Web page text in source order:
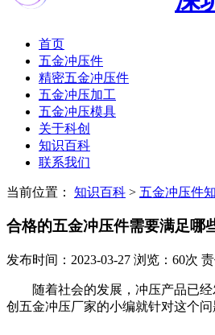
首页
五金冲压件
精密五金冲压件
五金冲压加工
五金冲压模具
关于科创
知识百科
联系我们
当前位置： 知识百科 > 五金冲压件
合格的五金冲压件需要满足哪
发布时间：2023-03-27 浏览：60次 责
随着社会的发展，冲压产品已经
创五金冲压厂家的小编就针对这个